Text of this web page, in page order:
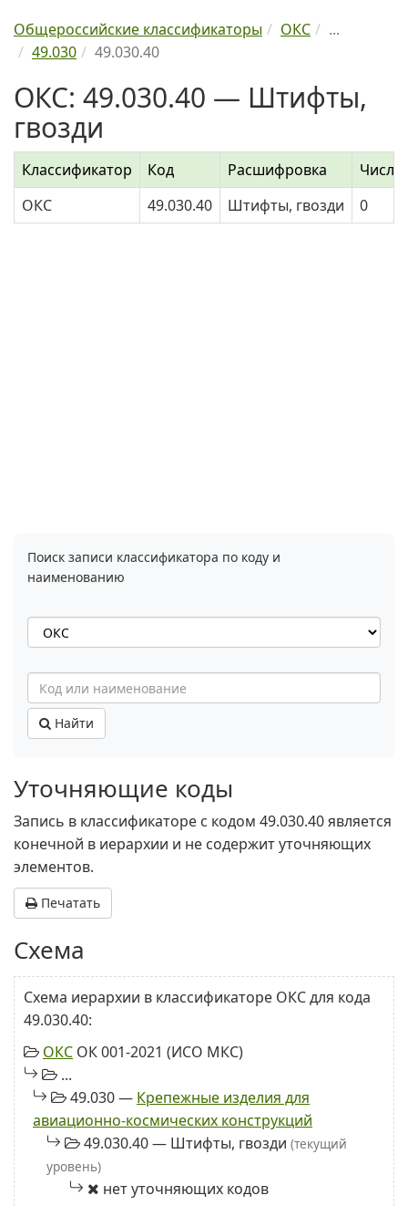
Общероссийские классификаторы ОКС
...
49.030
49.030.40
ОКС: 49.030.40 — Штифты,
гвозди
Классификатор Код Расшифровка
Число
ОКС
49.030.40 Штифты, гвозди 0
Поиск записи классификатора по коду и
наименованию
Найти
Уточняющие коды
Запись в классификаторе с кодом 49.030.40 является
конечной в иерархии и не содержит уточняющих
элементов.
Печатать
Схема
Схема иерархии в классификаторе ОКС для кода
49.030.40:
ОКС ОК 001-2021 (ИСО МКС)
...
49.030 — Крепежные изделия для
авиационно-космических конструкций
49.030.40 — Штифты, гвозди (текущий
уровень)
нет уточняющих кодов